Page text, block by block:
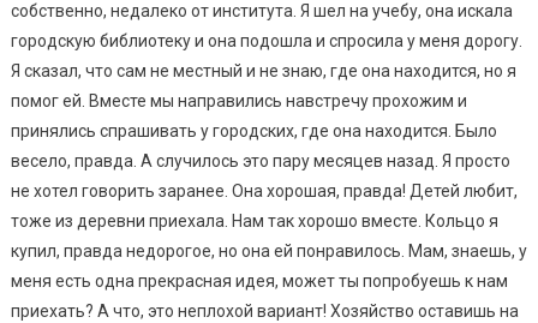
собственно, недалеко от института. Я шел на учебу, она искала
городскую библиотеку и она подошла и спросила у меня дорогу.
Я сказал, что сам не местный и не знаю, где она находится, но я
помог ей. Вместе мы направились навстречу прохожим и
принялись спрашивать у городских, где она находится. Было
весело, правда. А случилось это пару месяцев назад. Я просто
не хотел говорить заранее. Она хорошая, правда! Детей любит,
тоже из деревни приехала. Нам так хорошо вместе. Кольцо я
купил, правда недорогое, но она ей понравилось. Мам, знаешь, у
меня есть одна прекрасная идея, может ты попробуешь к нам
приехать? А что, это неплохой вариант! Хозяйство оставишь на